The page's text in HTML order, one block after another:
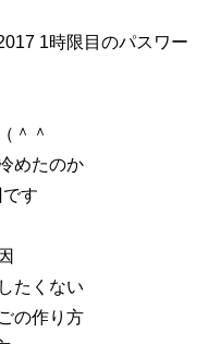
1時限目のパスワー
＾＾
めたのか
す
たくない
の作り方